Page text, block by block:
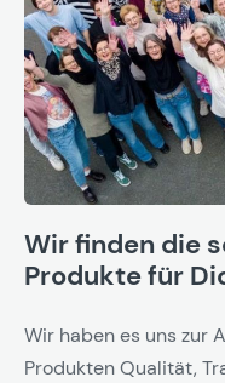
Wir finden die
Produkte für
Wir haben es uns zur
Produkten Qualität,